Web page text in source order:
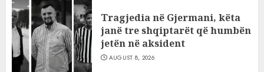
Tragjedia në Gjermani, këta
janë tre shqiptarët që humbën
jetën në aksident
AUGUST 8, 2026